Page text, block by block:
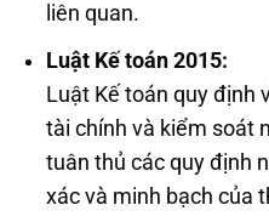
liên quan.
Luật Kế toán 2015:
Luật Kế toán quy định
tài chính và kiểm soát
tuân thủ các quy định
xác và minh bạch của